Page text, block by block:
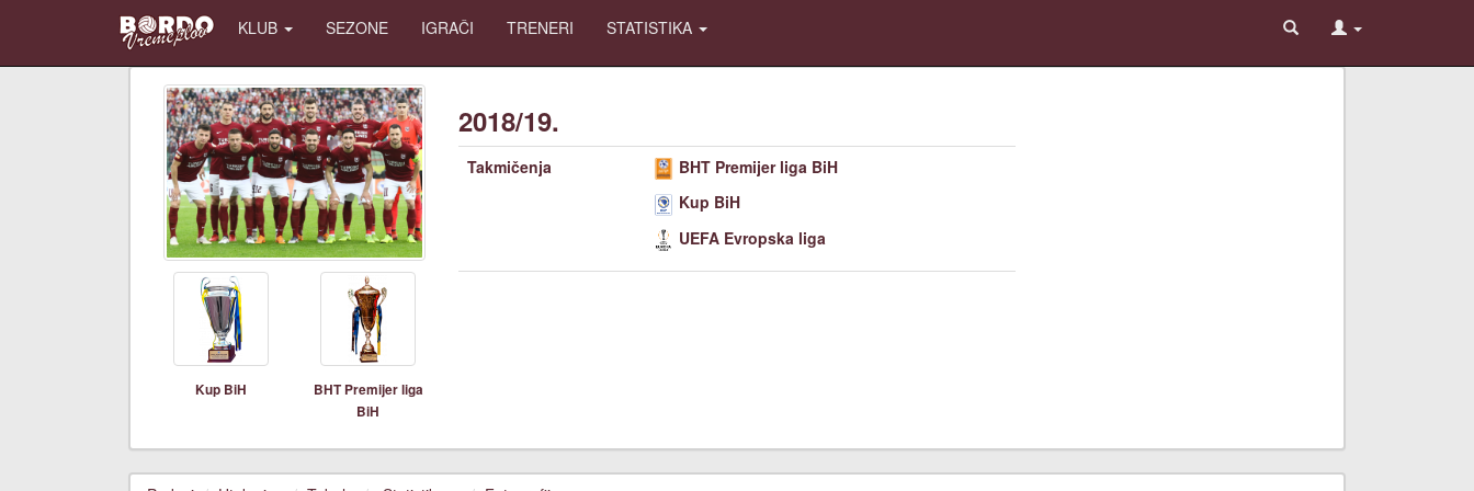
KLUB SEZONE IGRAČI TRENERI STATISTIKA
Kup BiH
BHT Premijer liga
BiH
2018/19.
Takmičenja
BHT Premijer liga BiH
Kup BiH
UEFA Evropska liga